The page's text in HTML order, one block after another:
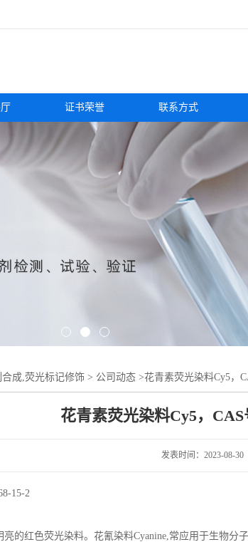
证书荣誉 联系方式
合成,荧光标记修饰 > 公司动态 >花青素荧光染料Cy5，
花青素荧光染料Cy5，CAS
发表时间：2023-08-30
15-2
亮的红色荧光染料。花氰染料Cyanine,常应用于生物分